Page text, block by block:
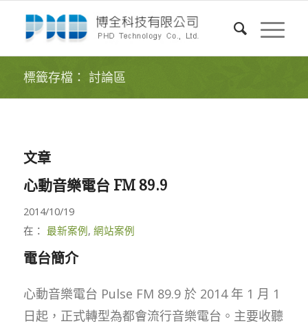
標籤存檔： 討論區
文章
心動音樂電台 FM 89.9
2014/10/19
在： 最新案例, 網站案例
電台簡介
心動音樂電台 Pulse FM 89.9 於 2014 年 1 月 1
日起，正式轉型為都會流行音樂電台。主要收聽